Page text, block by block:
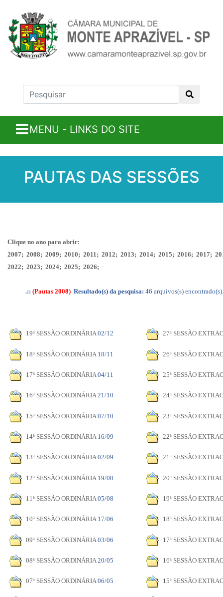
MENU - LINKS DO SITE
PAUTAS DAS SESSÕES
Clique no ano para abrir:
2007; 2008; 2009; 2010; 2011; 2012; 2013; 2014; 2015; 2016; 2017;
2022; 2023; 2024; 2025; 2026;
.:: (Pautas 2008) Resultado(s) da pesquisa: 46 arquivos(s) encontrado(s).
19ª SESSÃO ORDINÁRIA02/12
18ª SESSÃO ORDINÁRIA 18/11
17ª SESSÃO ORDINÁRIA04/11
16ª SESSÃO ORDINÁRIA21/10
15ª SESSÃO ORDINÁRIA 07/10
14ª SESSÃO ORDINÁRIA16/09
13ª SESSÃO ORDINÁRIA02/09
12ª SESSÃO ORDINÁRIA 19/08
11ª SESSÃO ORDINÁRIA05/08
10ª SESSÃO ORDINÁRIA17/06
09ª SESSÃO ORDINÁRIA 03/06
08ª SESSÃO ORDINÁRIA20/05
07ª SESSÃO ORDINÁRIA06/05
27ª SESSÃO
26ª SESSÃO
25ª SESSÃO
24ª SESSÃO
23ª SESSÃO
22ª SESSÃO
21ª SESSÃO
20ª SESSÃO
19ª SESSÃO
18ª SESSÃO
17ª SESSÃO
16ª SESSÃO
15ª SESSÃO